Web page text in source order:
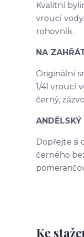
Kvalitní
vroucí
rohovník.
NA
Originální
1/4l vroucí
černý,
ANDĚLSKÝ
Dopřejte si
černého
Ke